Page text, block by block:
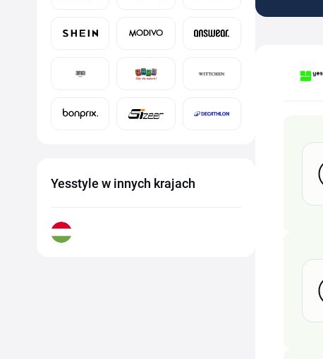
Yesstyle w innych krajach